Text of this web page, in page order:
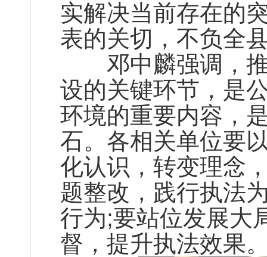
实解决当前存在的
表的关切，不负全
邓中麟强调，推
设的关键环节，是
环境的重要内容，
石。各相关单位要
化认识，转变理念
题整改，践行执法
行为;要站位发展大
督，提升执法效果